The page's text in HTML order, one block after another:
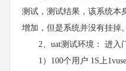
测试，测试结果，该系统本
增加，但是系统并没有挂掉。
2、uat测试环境： 进入
1）100个用户 1S上